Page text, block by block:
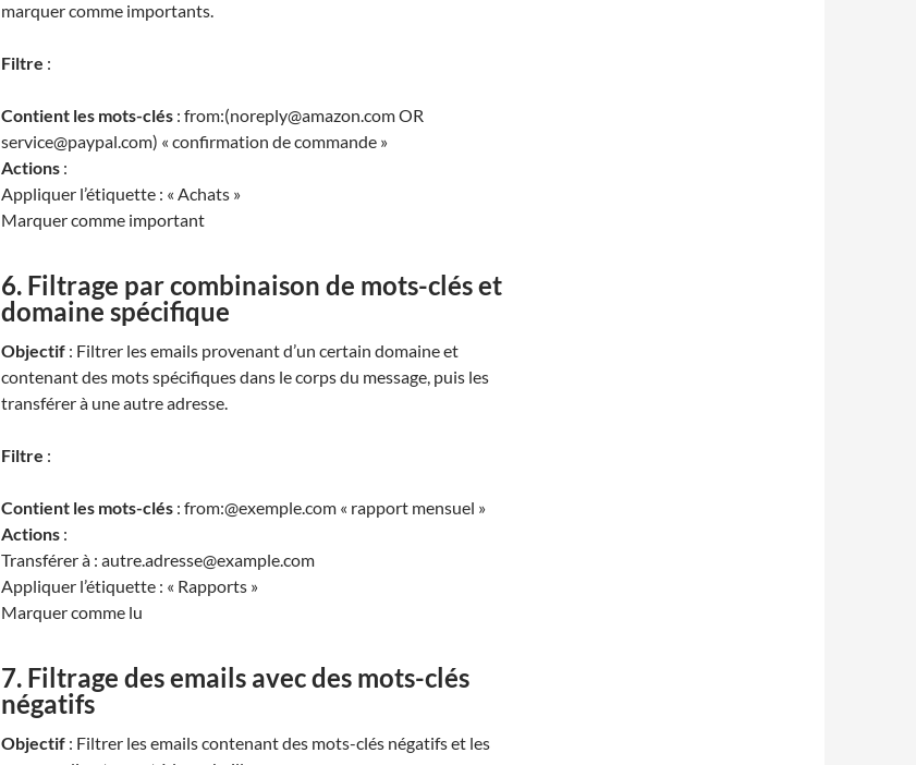
marquer comme importants.
Filtre :
Contient les mots-clés : from:(noreply@amazon.com OR
service@paypal.com) « confirmation de commande »
Actions :
Appliquer l’étiquette : « Achats »
Marquer comme important
6. Filtrage par combinaison de mots-clés et
domaine spécifique
Objectif : Filtrer les emails provenant d’un certain domaine et
contenant des mots spécifiques dans le corps du message, puis les
transférer à une autre adresse.
Filtre :
Contient les mots-clés : from:@exemple.com « rapport mensuel »
Actions :
Transférer à : autre.adresse@example.com
Appliquer l’étiquette : « Rapports »
Marquer comme lu
7. Filtrage des emails avec des mots-clés
négatifs
Objectif : Filtrer les emails contenant des mots-clés négatifs et les